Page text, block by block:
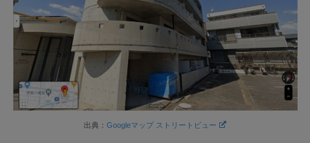
出典：Googleマップ ストリートビュー